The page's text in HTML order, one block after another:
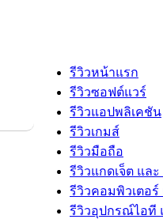
รีวิวหน้าแรก
รีวิวซอฟต์แวร์
รีวิวแอปพลิเคชัน
รีวิวเกมส์
รีวิวมือถือ
รีวิวแกดเจ็ต แล
รีวิวคอมพิวเตอ
รีวิวอุปกรณ์ไอที